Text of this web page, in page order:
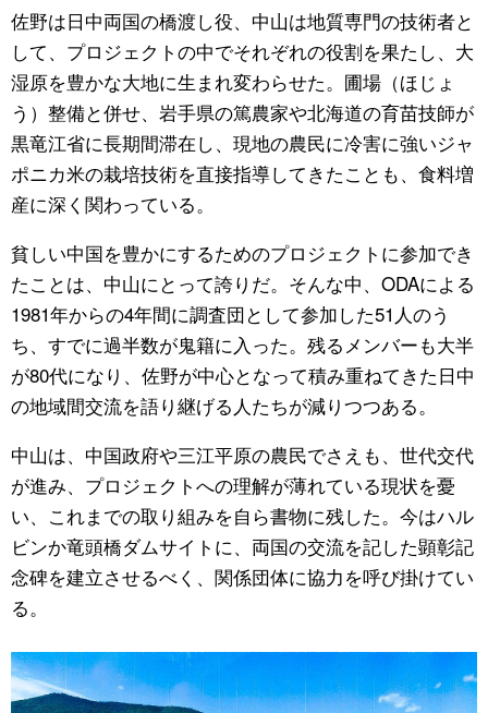
佐野は日中両国の橋渡し役、中山は地質専門の技術者と
して、プロジェクトの中でそれぞれの役割を果たし、大
湿原を豊かな大地に生まれ変わらせた。圃場（ほじょ
う）整備と併せ、岩手県の篤農家や北海道の育苗技師が
黒竜江省に長期間滞在し、現地の農民に冷害に強いジャ
ポニカ米の栽培技術を直接指導してきたことも、食料増
産に深く関わっている。
貧しい中国を豊かにするためのプロジェクトに参加でき
たことは、中山にとって誇りだ。そんな中、ODAによる
1981年からの4年間に調査団として参加した51人のう
ち、すでに過半数が鬼籍に入った。残るメンバーも大半
が80代になり、佐野が中心となって積み重ねてきた日中
の地域間交流を語り継げる人たちが減りつつある。
中山は、中国政府や三江平原の農民でさえも、世代交代
が進み、プロジェクトへの理解が薄れている現状を憂
い、これまでの取り組みを自ら書物に残した。今はハル
ビンか竜頭橋ダムサイトに、両国の交流を記した顕彰記
念碑を建立させるべく、関係団体に協力を呼び掛けてい
る。